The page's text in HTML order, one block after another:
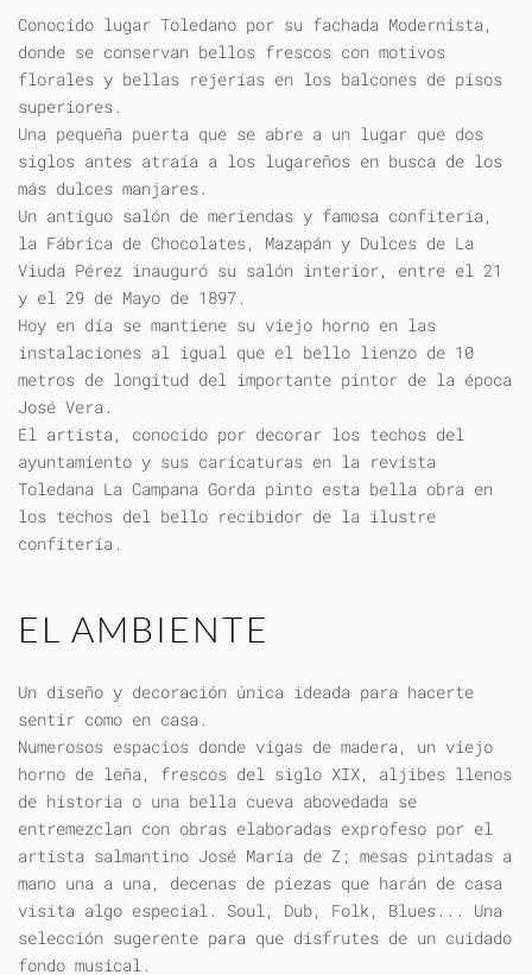
Conocido lugar Toledano por su fachada Modernista,
donde se conservan bellos frescos con motivos
florales y bellas rejerías en los balcones de pisos
superiores.
Una pequeña puerta que se abre a un lugar que dos
siglos antes atraía a los lugareños en busca de los
más dulces manjares.
Un antiguo salón de meriendas y famosa confitería,
la Fábrica de Chocolates, Mazapán y Dulces de La
Viuda Pérez inauguró su salón interior, entre el 21
y el 29 de Mayo de 1897.
Hoy en día se mantiene su viejo horno en las
instalaciones al igual que el bello lienzo de 10
metros de longitud del importante pintor de la época
José Vera.
El artista, conocido por decorar los techos del
ayuntamiento y sus caricaturas en la revista
Toledana La Campana Gorda pinto esta bella obra en
los techos del bello recibidor de la ilustre
confitería.
EL AMBIENTE
Un diseño y decoración única ideada para hacerte
sentir como en casa.
Numerosos espacios donde vigas de madera, un viejo
horno de leña, frescos del siglo XIX, aljibes llenos
de historia o una bella cueva abovedada se
entremezclan con obras elaboradas exprofeso por el
artista salmantino José María de Z; mesas pintadas a
mano una a una, decenas de piezas que harán de casa
visita algo especial. Soul, Dub, Folk, Blues... Una
selección sugerente para que disfrutes de un cuidado
fondo musical.